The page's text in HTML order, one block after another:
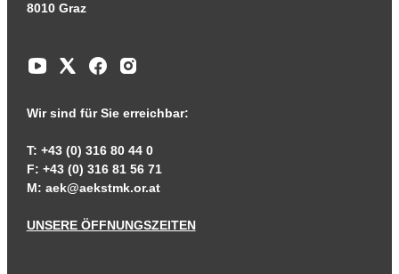
8010 Graz
Wir sind für Sie erreichbar:
T: +43 (0) 316 80 44 0
F: +43 (0) 316 81 56 71
M: aek@aekstmk.or.at
UNSERE ÖFFNUNGSZEITEN